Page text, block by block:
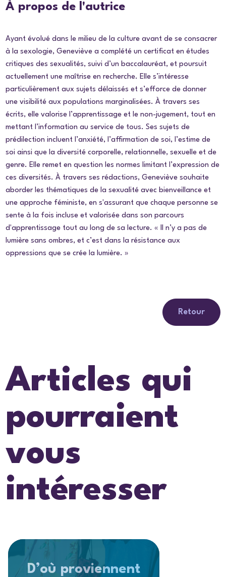
À propos de l'autrice
Ayant évolué dans le milieu de la culture avant de se consacrer
à la sexologie, Geneviève a complété un certificat en études
critiques des sexualités, suivi d’un baccalauréat, et poursuit
actuellement une maîtrise en recherche. Elle s’intéresse
particulièrement aux sujets délaissés et s’efforce de donner
une visibilité aux populations marginalisées. À travers ses
écrits, elle valorise l’apprentissage et le non-jugement, tout en
mettant l’information au service de tous. Ses sujets de
prédilection incluent l’anxiété, l’affirmation de soi, l’estime de
soi ainsi que la diversité corporelle, relationnelle, sexuelle et de
genre. Elle remet en question les normes limitant l’expression de
ces diversités. À travers ses rédactions, Geneviève souhaite
aborder les thématiques de la sexualité avec bienveillance et
une approche féministe, en s'assurant que chaque personne se
sente à la fois incluse et valorisée dans son parcours
d'apprentissage tout au long de sa lecture. « Il n’y a pas de
lumière sans ombres, et c’est dans la résistance aux
oppressions que se crée la lumière. »
Retour
Articles qui
pourraient
vous
intéresser
D’où proviennent